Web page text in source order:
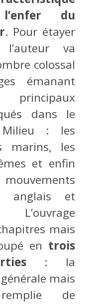
du
. Pour étayer
va
colossal
émanant
dans le
Milieu : les
marins, les
et enfin
anglais et
mais
en trois
: la
mais
de